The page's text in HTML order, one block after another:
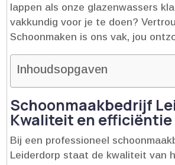
lappen als onze glazenwassers
vakkundig voor je te doen?
Schoonmaken is ons vak, jou
Inhoudsopgaven
Schoonmaakbedrijf
Kwaliteit en efficiëntie
Bij een professioneel
Leiderdorp staat de kwaliteit van